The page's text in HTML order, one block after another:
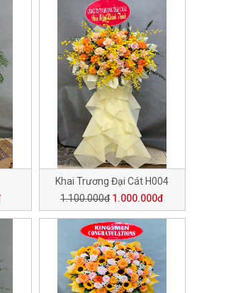
Khai Trương Đại Cát H004
1.100.000đ 1.000.000đ